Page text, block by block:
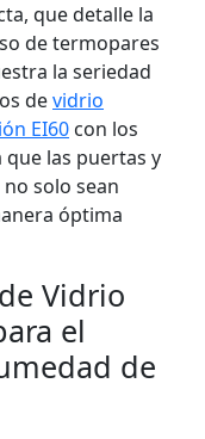
que detalle la
de termopares
la seriedad
devidrio
EI60 con los
que las puertas y
solo sean
óptima
Vidrio
el
de